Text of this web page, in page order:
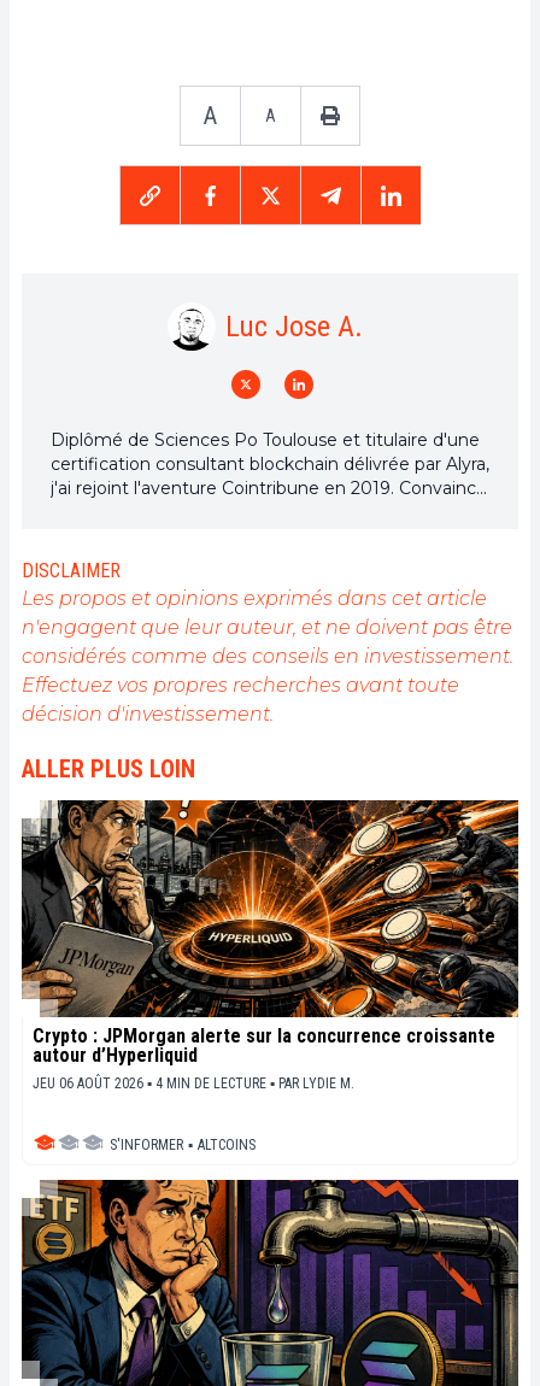
A A
Luc Jose A.
Diplômé de Sciences Po Toulouse et titulaire d'une
certification consultant blockchain délivrée par Alyra,
j'ai rejoint l'aventure Cointribune en 2019. Convaincu
l'engagement de sensibiliser et d'informer le grand
public sur cet écosystème en constante évolution.
Mon objectif est de permettre à chacun de mieux
comprendre la blockchain et de saisir les
opportunités qu'elle offre. Je m'efforce chaque jour
de fournir une analyse objective de l'actualité, de
décrypter les tendances du marché, de relayer les
sociétaux de cette révolution en marche.
DISCLAIMER
Les propos et opinions exprimés dans cet article
n'engagent que leur auteur, et ne doivent pas être
considérés comme des conseils en investissement.
Effectuez vos propres recherches avant toute
décision d'investissement.
ALLER PLUS LOIN
Crypto : JPMorgan alerte sur la concurrence croissante
autour d’Hyperliquid
JEU 06 AOÛT 2026 ▪ 4 MIN DE LECTURE ▪ PAR LYDIE M.
S'INFORMER ▪ ALTCOINS